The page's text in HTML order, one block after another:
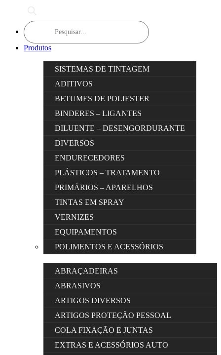
Products
search
Produtos
SISTEMAS DE TINTAGEM
ADITIVOS
BETUMES DE POLIESTER
BINDERES – LIGANTES
DILUENTE – DESENGORDURANTE
DIVERSOS
ENDURECEDORES
PLÁSTICOS – TRATAMENTO
PRIMÁRIOS – APARELHOS
TINTAS EM SPRAY
VERNIZES
EQUIPAMENTOS
POLIMENTOS E ACESSÓRIOS
ABRAÇADEIRAS
ABRASIVOS
ARTIGOS DIVERSOS
ARTIGOS PROTEÇÃO PESSOAL
COLA FIXAÇÃO E JUNTAS
EXTRAS E ACESSÓRIOS AUTO